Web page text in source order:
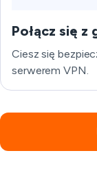
Połącz się
Ciesz się
serwerem VPN.